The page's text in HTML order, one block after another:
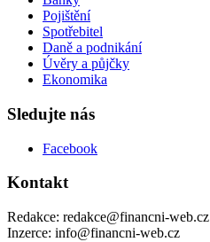
Pojištění
Spotřebitel
Daně a podnikání
Úvěry a půjčky
Ekonomika
Sledujte nás
Facebook
Kontakt
Redakce: redakce@financni-web.cz
Inzerce: info@financni-web.cz